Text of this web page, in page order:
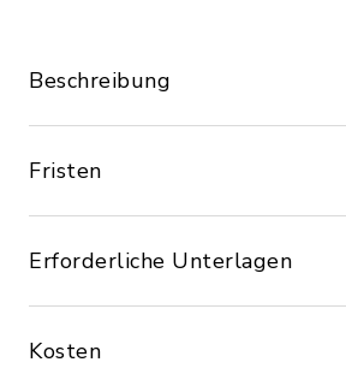
Beschreibung
Fristen
Erforderliche Unterlagen
Kosten